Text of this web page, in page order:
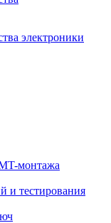
электроники
монтажа
и тестирования